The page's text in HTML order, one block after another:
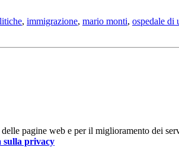
, immigrazione, mario monti, ospedale di
pagine web e per il miglioramento dei
privacy